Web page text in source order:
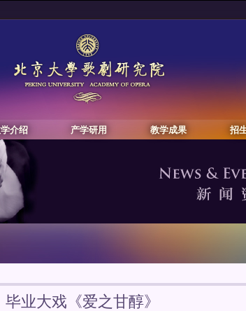
介绍 产学研用 教学成果 招
毕业大戏《爱之甘醇》